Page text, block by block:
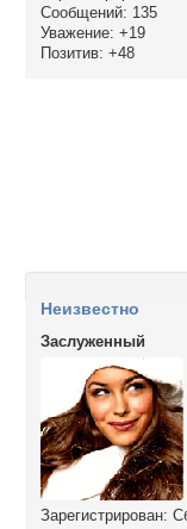
Сообщений: 135
Уважение: +19
Позитив: +48
Неизвестно
Заслуженный
Зарегистрирован: